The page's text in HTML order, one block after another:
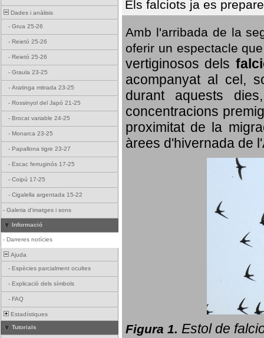
Dades i anàlisis
- Grua 25-26
- Reietó 25-26
- Reietó 25-26
- Graula 23-25
- Aratinga mitrada 23-25
- Rossinyol del Japó 21-25
- Brocat variable 24-25
- Monarca 23-25
- Papallona tigre 23-27
- Escac ferruginós 17-25
- Coipú 17-25
- Cigalella argentada 15-22
- Galeria d'imatges i sons
Informació
- Darreres notícies
Ajuda
- Espècies parcialment ocultes
- Explicació dels símbols
- FAQ
Estadístiques
Tutorials
Els falciots ja es
Amb l'arribada de la
oferir un espectacle
vertiginosos dels
acompanyat al cel,
durant aquests
concentracions
proximitat de la
àrees d'hivernada de
Figura 1. Estol de